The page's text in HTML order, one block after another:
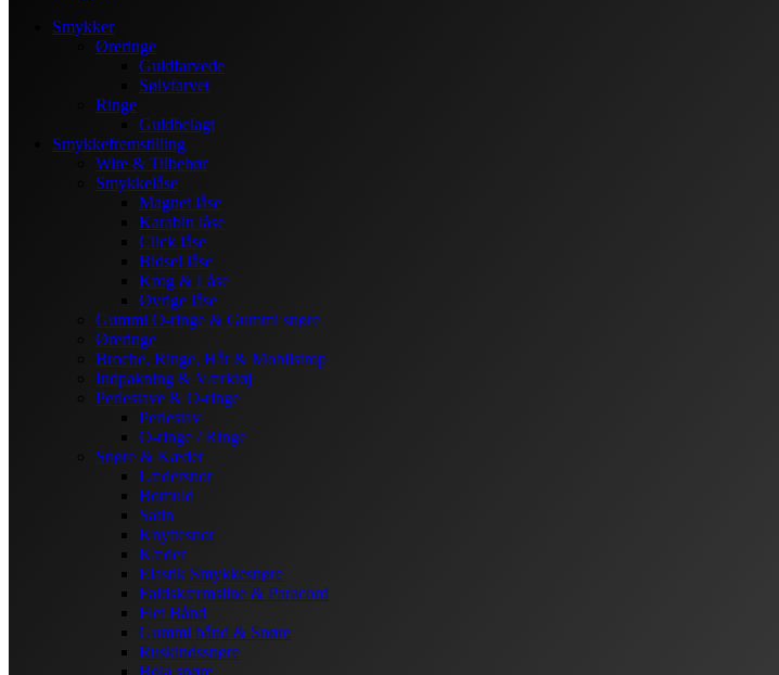
Smykker
Øreringe
Guldfarvede
Sølvfarvet
Ringe
Guldbelagt
Smykkefremstilling
Wire & Tilbehør
Smykkelåse
Magnet låse
Karabin låse
Click låse
Bidsel låse
Krog & Låse
Øvrige låse
Gummi O-ringe & Gummi snøre
Øreringe
Broche, Ringe, Hår & Mobilstrop
Indpakning & Værktøj
Perlestave & O-ringe
Perlestav
O-ringe / Ringe
Snøre & Kæder
Lædersnor
Bomuld
Satin
Knyttesnor
Kæder
Elastik Smykkesnøre
Faldskærmsline & Paracord
Flet Bånd
Gummi bånd & Snøre
Ruskindssnøre
Bola snøre